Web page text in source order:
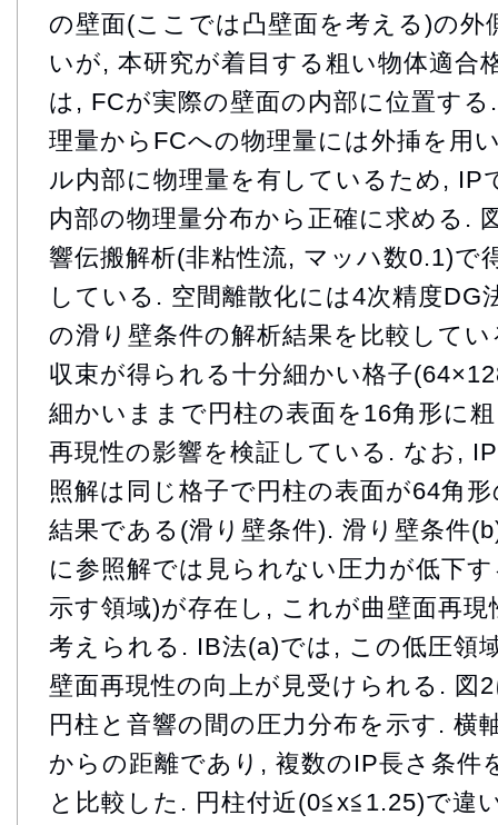
の壁面(ここでは凸壁面を考える)の外
いが, 本研究が着目する粗い物体適合
は, FCが実際の壁面の内部に位置す
理量からFCへの物理量には外挿を用
ル内部に物理量を有しているため, IP
内部の物理量分布から正確に求める.
響伝搬解析(非粘性流, マッハ数0.1)で
している. 空間離散化には4次精度DG
の滑り壁条件の解析結果を比較して
収束が得られる十分細かい格子
細かいままで円柱の表面を16角形に
再現性の影響を検証している. なお,
照解は同じ格子で円柱の表面が64角
結果である(滑り壁条件). 滑り壁条件
に参照解では見られない圧力が低下
示す領域)が存在し, これが曲壁面再
考えられる. IB法(a)では, この低圧領
壁面再現性の向上が見受けられる. 図
円柱と音響の間の圧力分布を示す. 横
からの距離であり, 複数のIP長さ条件
と比較した. 円柱付近(0≦x≦1.25)で違